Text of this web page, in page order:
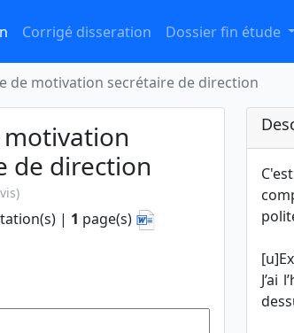
Corrigé disseration Dossier fin étude
de motivation secrétaire de direction
de direction
| 1 page(s)